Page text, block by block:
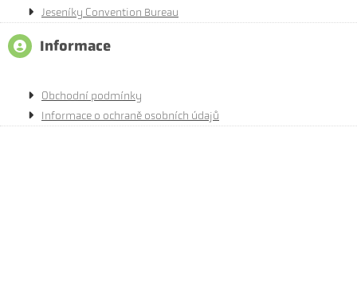
Jeseníky Convention Bureau
Informace
Obchodní podmínky
Informace o ochraně osobních údajů